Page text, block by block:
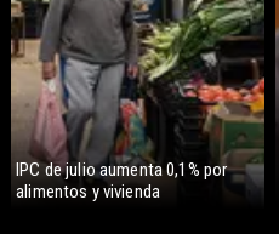
IPC de julio aumenta 0,1% por
alimentos y vivienda